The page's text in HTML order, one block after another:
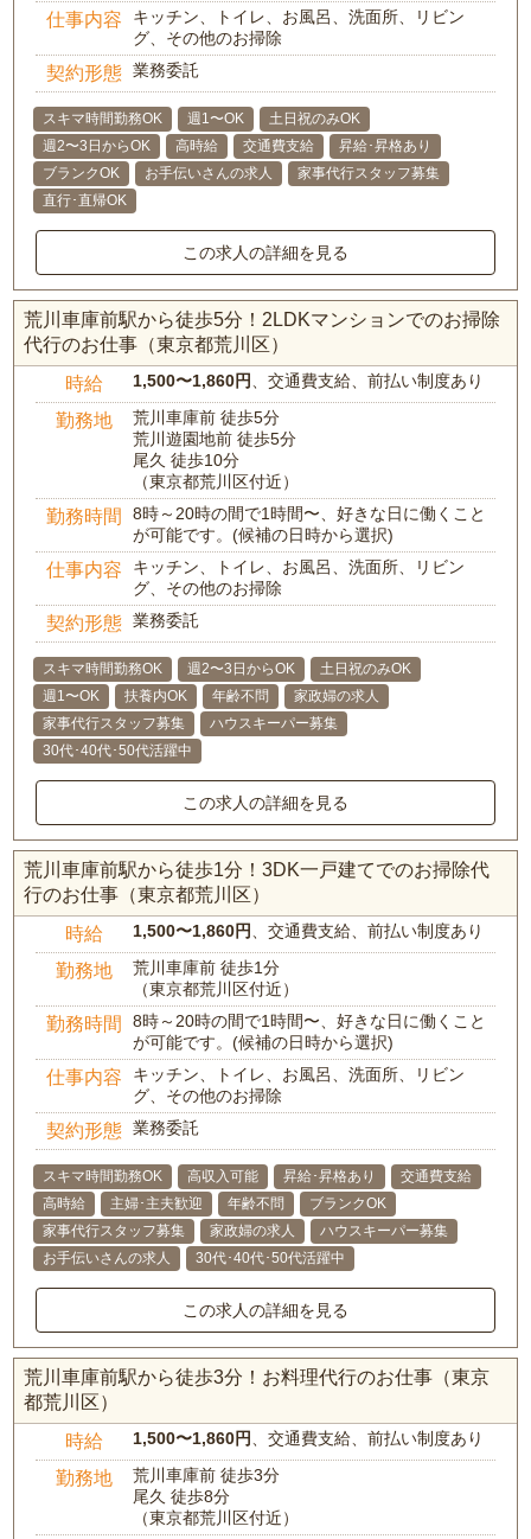
仕事内容
キッチン、トイレ、お風呂、洗面所、リビン
グ、その他のお掃除
契約形態 業務委託
スキマ時間勤務OK 週1〜OK
土日祝のみOK
週2〜3日からOK
高時給 交通費支給
昇給･昇格あり
ブランクOK
お手伝いさんの求人
家事代行スタッフ募集
直行･直帰OK
この求人の詳細を見る
荒川車庫前駅から徒歩5分！2LDKマンションでのお掃除
代行のお仕事（東京都荒川区）
時給 1,500〜1,860円、交通費支給、前払い制度あり
勤務地
荒川車庫前 徒歩5分
荒川遊園地前 徒歩5分
尾久 徒歩10分
（東京都荒川区付近）
勤務時間
8時～20時の間で1時間〜、好きな日に働くこと
が可能です。(候補の日時から選択)
仕事内容
キッチン、トイレ、お風呂、洗面所、リビン
グ、その他のお掃除
契約形態 業務委託
スキマ時間勤務OK 週2〜3日からOK
土日祝のみOK
週1〜OK
扶養内OK 年齢不問
家政婦の求人
家事代行スタッフ募集
ハウスキーパー募集
30代･40代･50代活躍中
この求人の詳細を見る
荒川車庫前駅から徒歩1分！3DK一戸建てでのお掃除代
行のお仕事（東京都荒川区）
時給 1,500〜1,860円、交通費支給、前払い制度あり
勤務地
荒川車庫前 徒歩1分
（東京都荒川区付近）
勤務時間
8時～20時の間で1時間〜、好きな日に働くこと
が可能です。(候補の日時から選択)
仕事内容
キッチン、トイレ、お風呂、洗面所、リビン
グ、その他のお掃除
契約形態 業務委託
スキマ時間勤務OK 高収入可能 昇給･昇格あり
交通費支給
高時給
主婦･主夫歓迎 年齢不問
ブランクOK
家事代行スタッフ募集
家政婦の求人
ハウスキーパー募集
お手伝いさんの求人
30代･40代･50代活躍中
この求人の詳細を見る
荒川車庫前駅から徒歩3分！お料理代行のお仕事（東京
都荒川区）
時給 1,500〜1,860円、交通費支給、前払い制度あり
勤務地
荒川車庫前 徒歩3分
尾久 徒歩8分
（東京都荒川区付近）